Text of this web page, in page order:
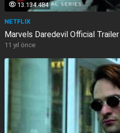
13.134.484
NETFLIX
Marvels Daredevil Official
11 yıl önce